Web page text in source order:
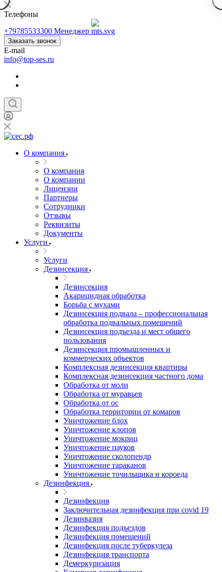
Телефоны
+79785533300 Менеджер
Заказать звонок
E-mail
info@top-ses.ru
О компания
О компания
О компании
Лицензии
Партнеры
Сотрудники
Отзывы
Реквизиты
Документы
Услуги
Услуги
Дезинсекция
Дезинсекция
Акарицидная обработка
Борьба с мухами
Дезинсекция подвала – профессиональная
обработка подвальных помещений
Дезинсекция подъезда и мест общего
пользования
Дезинсекция промышленных и
коммерческих объектов
Комплексная дезинсекция квартиры
Комплексная дезинсекция частного дома
Обработка от моли
Обработка от муравьев
Обработка от ос
Обработка территории от комаров
Уничтожение блох
Уничтожение клопов
Уничтожение мокриц
Уничтожение пауков
Уничтожение сколопендр
Уничтожение тараканов
Уничтожение точильщика и короеда
Дезинфекция
Дезинфекция
Заключительная дезинфекция при covid 19
Дезинвазия
Дезинфекция подъездов
Дезинфекция помещений
Дезинфекция после туберкулеза
Дезинфекция транспорта
Демеркуризация